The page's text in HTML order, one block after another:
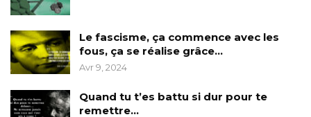
Le fascisme, ça commence avec les
fous, ça se réalise grâce…
Avr 9, 2024
Quand tu t’es battu si dur pour te
remettre…